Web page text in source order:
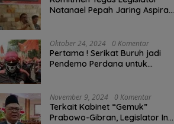
Natanael Pepah Jaring Aspirasi
Infrastruktur
Oktober 24, 2024 0 Komentar
Pertama ! Serikat Buruh jadi
Pendemo Perdana untuk
November 9, 2024 0 Komentar
Terkait Kabinet “Gemuk”
Prabowo-Gibran, Legislator Ini